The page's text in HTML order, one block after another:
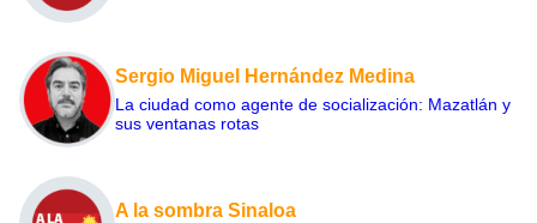
Sergio Miguel Hernández Medina
La ciudad como agente de socialización: Mazatlán y
sus ventanas rotas
A la sombra Sinaloa